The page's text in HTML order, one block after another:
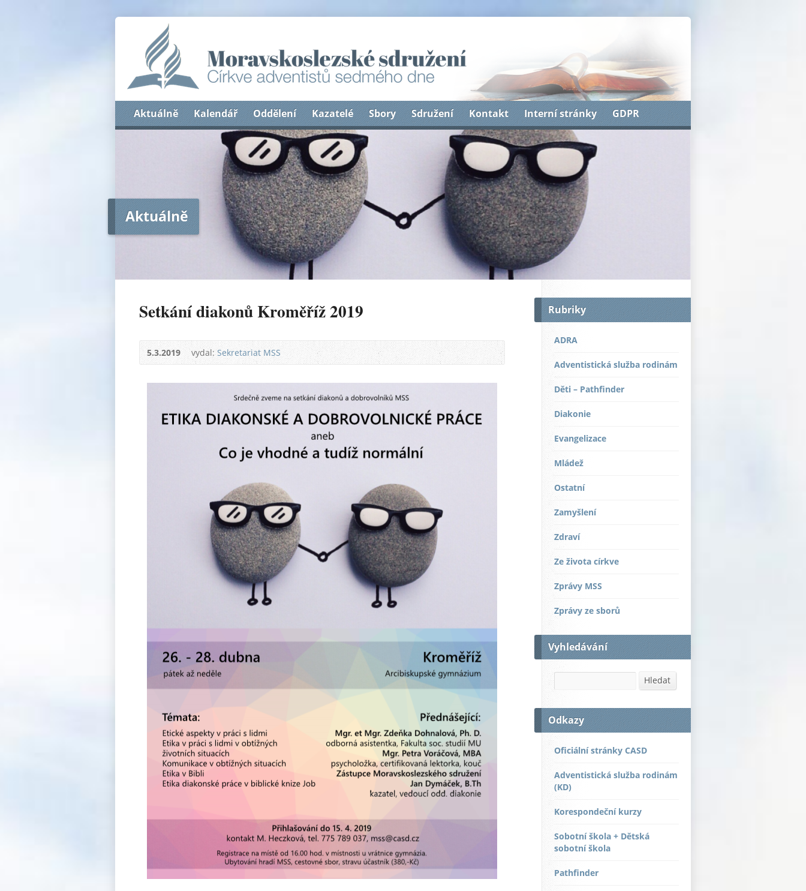
Aktuálně Kalendář Oddělení Kazatelé Sbory Sdružení Kontakt Interní stránky GDPR
Aktuálně
Setkání diakonů Kroměříž 2019
5.3.2019 vydal:Sekretariat MSS
Rubriky
ADRA
Adventistická služba rodinám
Děti – Pathfinder
Diakonie
Evangelizace
Mládež
Ostatní
Zamyšlení
Zdraví
Ze života církve
Zprávy MSS
Zprávy ze sborů
Vyhledávání
Hledat
Odkazy
Oficiální stránky CASD
Adventistická služba rodinám
(KD)
Korespondeční kurzy
Sobotní škola + Dětská
sobotní škola
Pathfinder